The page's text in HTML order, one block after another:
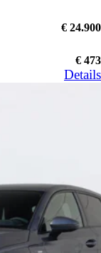
€ 24.900
€ 473
Details